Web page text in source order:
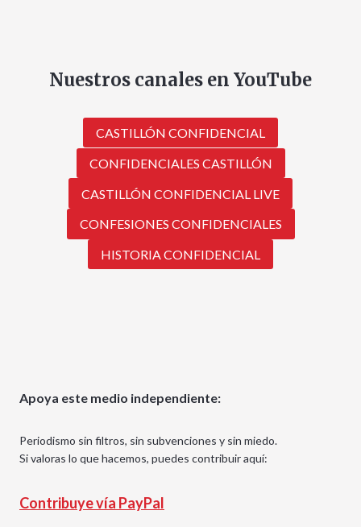
Nuestros canales en YouTube
CASTILLÓN CONFIDENCIAL
CONFIDENCIALES CASTILLÓN
CASTILLÓN CONFIDENCIAL LIVE
CONFESIONES CONFIDENCIALES
HISTORIA CONFIDENCIAL
Apoya este medio independiente:
Periodismo sin filtros, sin subvenciones y sin miedo.
Si valoras lo que hacemos, puedes contribuir aquí:
Contribuye vía PayPal